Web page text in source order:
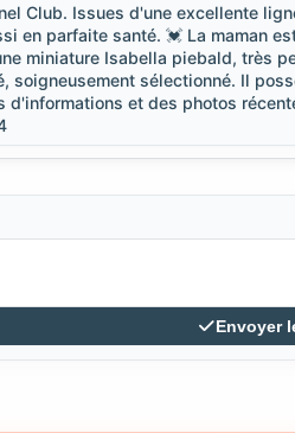
Club. Issues d'une excellente
en parfaite santé. 💓 La maman
miniature Isabella piebald, très
soigneusement sélectionné. Il
d'informations et des photos
Envoyer